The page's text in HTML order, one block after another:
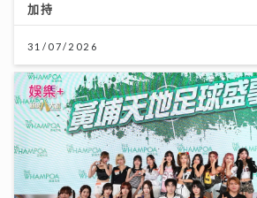
加持
31/07/2026